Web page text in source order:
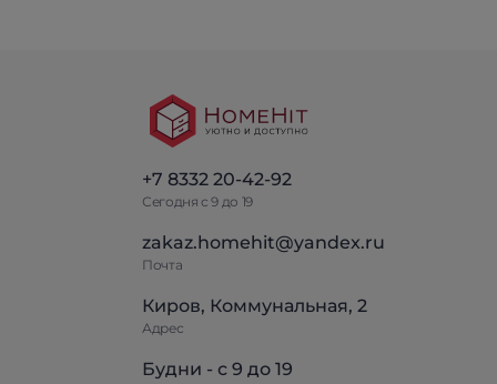
+7 8332 20-42-92
Сегодня с 9 до 19
zakaz.homehit@yandex.ru
Почта
Киров, Коммунальная, 2
Адрес
Будни - с 9 до 19